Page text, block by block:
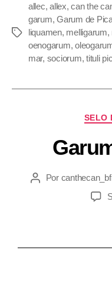
allec,allex,can the
garum,Garum de
liquamen, melligarum,
oenogarum,
mar, sociorum,tituli
SELO
Por